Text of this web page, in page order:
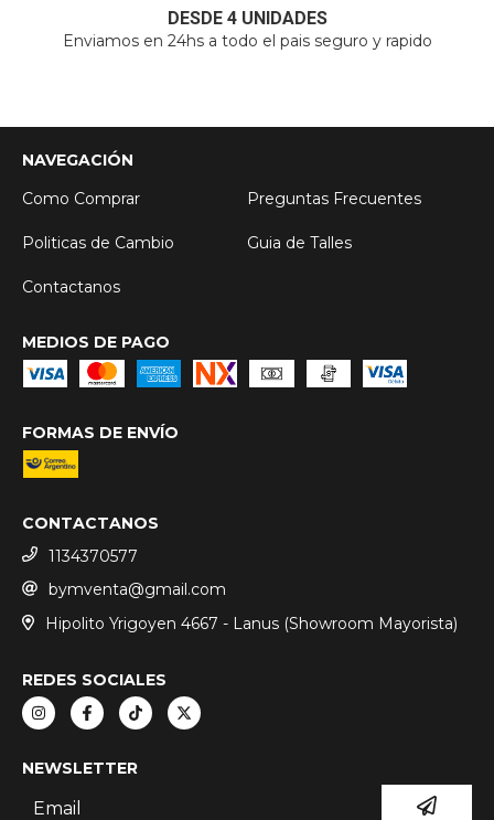
DESDE 4 UNIDADES
Enviamos en 24hs a todo el pais seguro y rapido
NAVEGACIÓN
Como Comprar
Preguntas Frecuentes
Politicas de Cambio Guia de Talles
Contactanos
MEDIOS DE PAGO
FORMAS DE ENVÍO
CONTACTANOS
1134370577
bymventa@gmail.com
Hipolito Yrigoyen 4667 - Lanus (Showroom Mayorista)
REDES SOCIALES
NEWSLETTER